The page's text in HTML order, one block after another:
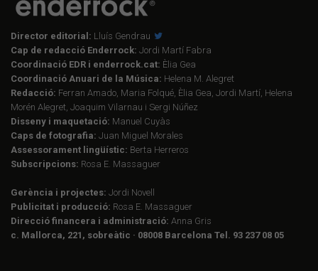
Director editorial: Lluís Gendrau
Cap de redacció Enderrock: Jordi Martí Fabra
Coordinació EDR i enderrock.cat: Èlia Gea
Coordinació Anuari de la Música: Helena M. Alegret
Redacció: Ferran Amado, Maria Folqué, Èlia Gea, Jordi Martí, Helena
Morén Alegret, Joaquim Vilarnau i Sergi Núñez
Disseny i maquetació: Manuel Cuyàs
Caps de fotografia: Juan Miguel Morales
Assessorament lingüístic: Berta Herreros
Subscripcions: Rosa E. Massaguer
Gerència i projectes: Jordi Novell
Publicitat i producció: Rosa E. Massaguer
Direcció financera i administració: Anna Gris
c. Mallorca, 221, sobreàtic · 08008 Barcelona Tel. 93 237 08 05